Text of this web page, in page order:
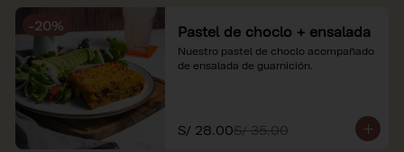
-20% Pastel de choclo + ensalada
Nuestro pastel de choclo acompañado
de ensalada de guarnición.
S/ 28.00S/ 35.00